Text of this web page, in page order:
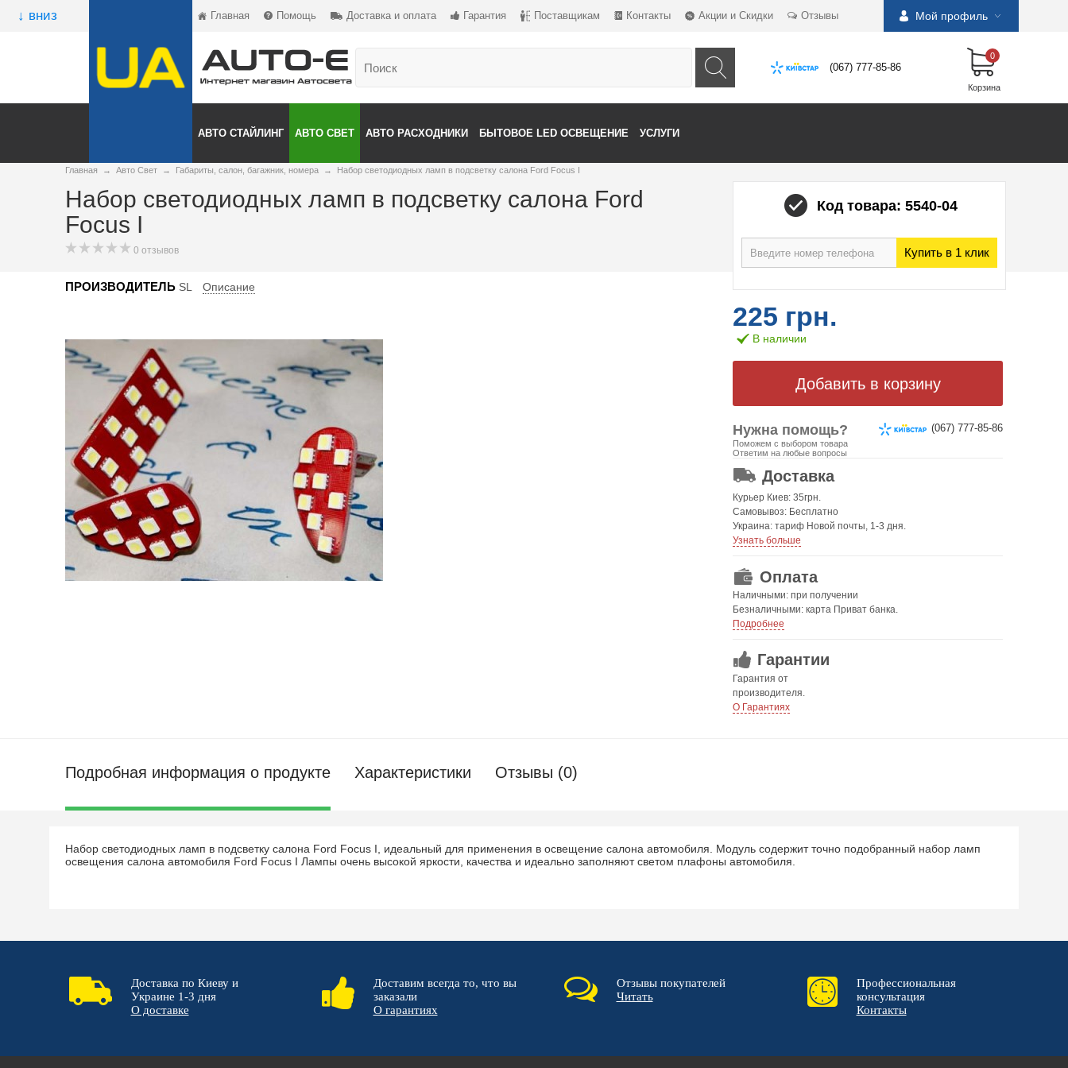
↓ вниз Главная Помощь Доставка и оплата Гарантия Поставщикам Контакты Акции и Скидки Отзывы Мой профиль
(067) 777-85-86
0
Корзина
АВТО СТАЙЛИНГ АВТО СВЕТ АВТО РАСХОДНИКИ БЫТОВОЕ LED ОСВЕЩЕНИЕ УСЛУГИ
Главная → Авто Свет → Габариты, салон, багажник, номера → Набор светодиодных ламп в подсветку салона Ford Focus I
Набор светодиодных ламп в подсветку салона Ford
Focus I
0 отзывов
ПРОИЗВОДИТЕЛЬ SL Описание
Код товара: 5540-04
Купить в 1 клик
225 грн.
В наличии
Нужна помощь?
Поможем с выбором товара
Ответим на любые вопросы
(067) 777-85-86
ОТ 499 ГРН. БЕСПЛАТНАЯ!
Доставка
Курьер Киев: 35грн.
Самовывоз: Бесплатно
Украина: тариф Новой почты, 1-3 дня.
Узнать больше
Оплата
Наличными: при получении
Безналичными: карта Приват банка.
Подробнее
Гарантии
Гарантия от
производителя.
О Гарантиях
Подробная информация о продукте Характеристики Отзывы (0)
Набор светодиодных ламп в подсветку салона Ford Focus I, идеальный для применения в освещение салона автомобиля. Модуль содержит точно подобранный набор ламп
освещения салона автомобиля Ford Focus I Лампы очень высокой яркости, качества и идеально заполняют светом плафоны автомобиля.
Доставка по Киеву и
Украине 1-3 дня
О доставке
Доставим всегда то, что вы
заказали
О гарантиях
Отзывы покупателей
Читать
Профессиональная
консультация
Контакты